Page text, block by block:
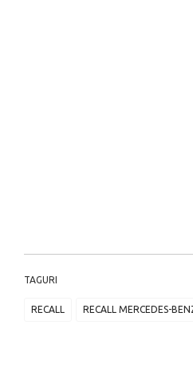
TAGURI
RECALL RECALL MERCEDES-